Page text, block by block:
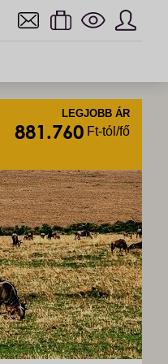
LEGJOBB ÁR
Ft-tól/fő
881.760